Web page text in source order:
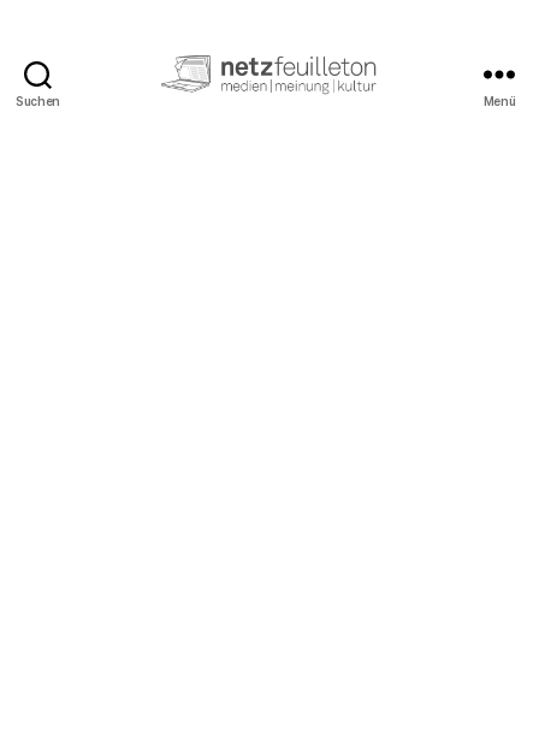
Suchen Menü